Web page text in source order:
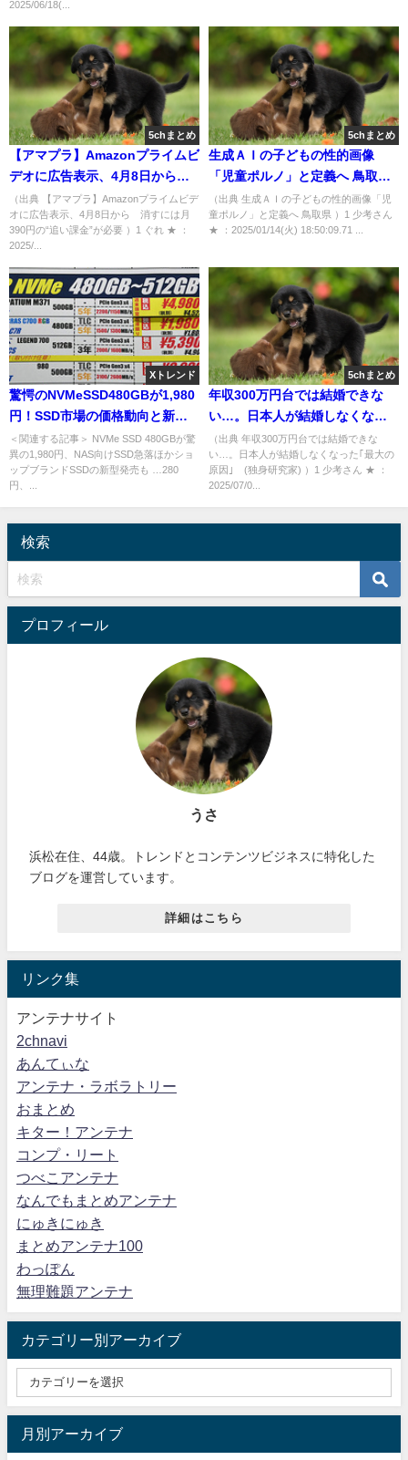
2025/06/18(...
5chまとめ
【アマプラ】Amazonプライムビ
デオに広告表示、4月8日から
消すには月390円の“追い課金”が
必要 [ぐれ★]
（出典 【アマプラ】Amazonプライムビデ
オに広告表示、4月8日から 消すには月
390円の“追い課金”が必要 ）1 ぐれ ★ ：
2025/...
5chまとめ
生成ＡＩの子どもの性的画像
「児童ポルノ」と定義へ 鳥取県
[少考さん★]
（出典 生成ＡＩの子どもの性的画像「児
童ポルノ」と定義へ 鳥取県 ）1 少考さん
★ ：2025/01/14(火) 18:50:09.71 ...
Xトレンド
驚愕のNVMeSSD480GBが1,980
円！SSD市場の価格動向と新型
ショップブランドSSD紹介
＜関連する記事＞ NVMe SSD 480GBが驚
異の1,980円、NAS向けSSD急落ほかショ
ップブランドSSDの新型発売も …280
円、...
5chまとめ
年収300万円台では結婚できな
い…。日本人が結婚しなくなっ
た｢最大の原因｣ (独身研究家)
[少考さん★]
（出典 年収300万円台では結婚できな
い…。日本人が結婚しなくなった｢最大の
原因｣ (独身研究家) ）1 少考さん ★ ：
2025/07/0...
検索
プロフィール
うさ
浜松在住、44歳。トレンドとコンテンツビジネスに特化した
ブログを運営しています。
詳細はこちら
リンク集
アンテナサイト
2chnavi
あんてぃな
アンテナ・ラボラトリー
おまとめ
キター！アンテナ
コンプ・リート
つべこアンテナ
なんでもまとめアンテナ
にゅきにゅき
まとめアンテナ100
わっぽん
無理難題アンテナ
カテゴリー別アーカイブ
月別アーカイブ